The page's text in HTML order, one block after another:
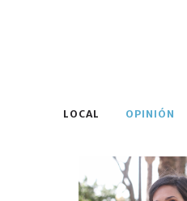
LOCAL OPINIÓN